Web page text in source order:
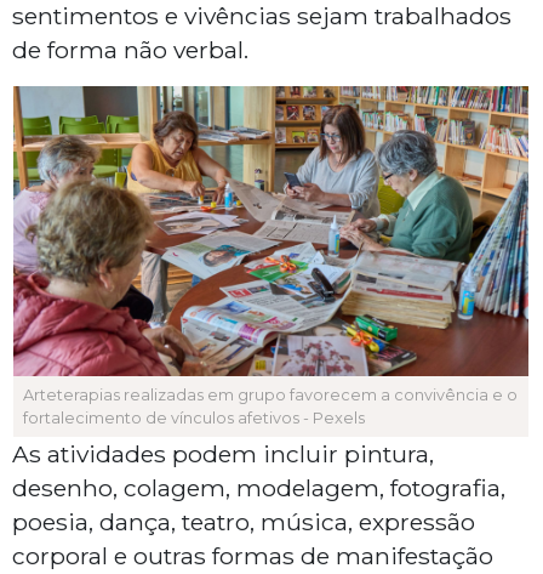
sentimentos e vivências sejam trabalhados
de forma não verbal.
Arteterapias realizadas em grupo favorecem a convivência e o
fortalecimento de vínculos afetivos - Pexels
As atividades podem incluir pintura,
desenho, colagem, modelagem, fotografia,
poesia, dança, teatro, música, expressão
corporal e outras formas de manifestação